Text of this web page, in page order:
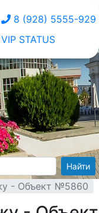
8 (928) 5555-929
VIP STATUS
Найти
- Объект №5860